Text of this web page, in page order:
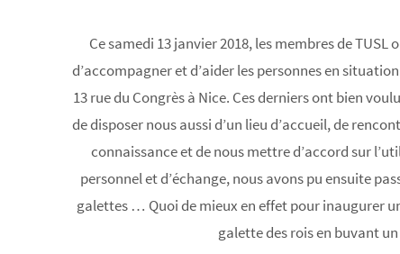
Ce samedi 13 janvier 2018, les membres de
d’accompagner et d’aider les personnes en
13 rue du Congrès à Nice. Ces derniers ont bien
de disposer nous aussi d’un lieu d’accueil, de
connaissance et de nous mettre d’accord sur
personnel et d’échange, nous avons pu ensuite
galettes … Quoi de mieux en effet pour inaugurer
galette des rois en buvant